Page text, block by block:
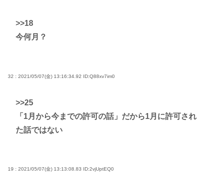
>>18
今何月？
32 : 2021/05/07(金) 13:16:34.92 ID:Q88xv7im0
>>25
「1月から今までの許可の話」だから1月に許可され
た話ではない
19 : 2021/05/07(金) 13:13:08.83 ID:2vjUptEQ0